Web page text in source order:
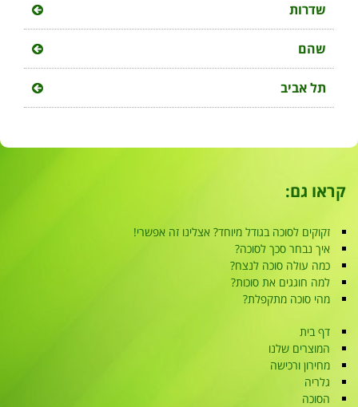
שדרות
שהם
תל אביב
קראו גם:
זקוקים לסוכה בגודל מיוחד? אצלינו זה אפשרי!
איך נבחר סכך לסוכה?
כמה עולה סוכה לנצח?
למה חוגגים את סוכות?
מהי סוכה מתקפלת?
דף בית
המוצרים שלנו
מחירון ורכישה
גלריה
הסוכה